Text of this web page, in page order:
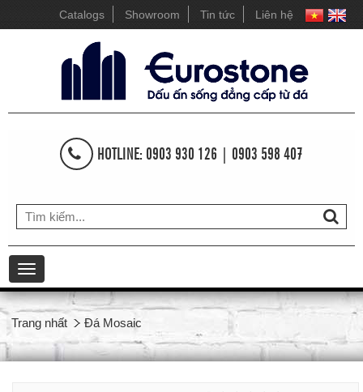
Catalogs Showroom Tin tức Liên hệ
HOTLINE: 0903 930 126 | 0903 598 407
Toggle
navigation
Trang nhất Đá Mosaic